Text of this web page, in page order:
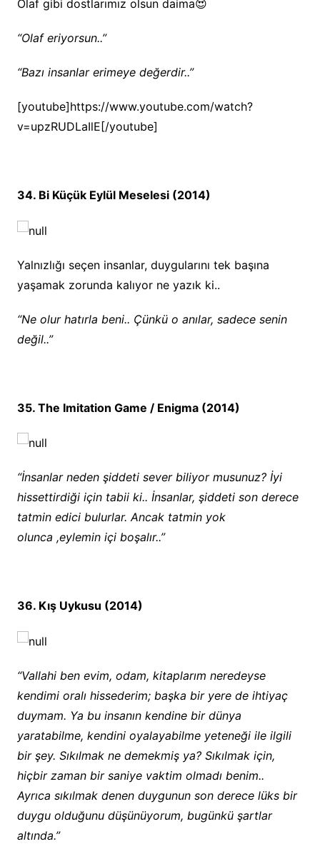
Olaf gibi dostlarımız olsun daima😍
“Olaf eriyorsun..”
“Bazı insanlar erimeye değerdir..”
[youtube]https://www.youtube.com/watch?
v=upzRUDLaIlE[/youtube]
34. Bi Küçük Eylül Meselesi (2014)
Yalnızlığı seçen insanlar, duygularını tek başına
yaşamak zorunda kalıyor ne yazık ki..
“Ne olur hatırla beni.. Çünkü o anılar, sadece senin
değil..”
35. The Imitation Game / Enigma (2014)
“İnsanlar neden şiddeti sever biliyor musunuz? İyi
hissettirdiği için tabii ki.. İnsanlar, şiddeti son derece
tatmin edici bulurlar. Ancak tatmin yok
olunca ,eylemin içi boşalır..”
36. Kış Uykusu (2014)
“Vallahi ben evim, odam, kitaplarım neredeyse
kendimi oralı hissederim; başka bir yere de ihtiyaç
duymam. Ya bu insanın kendine bir dünya
yaratabilme, kendini oyalayabilme yeteneği ile ilgili
bir şey. Sıkılmak ne demekmiş ya? Sıkılmak için,
hiçbir zaman bir saniye vaktim olmadı benim..
Ayrıca sıkılmak denen duygunun son derece lüks bir
duygu olduğunu düşünüyorum, bugünkü şartlar
altında.”